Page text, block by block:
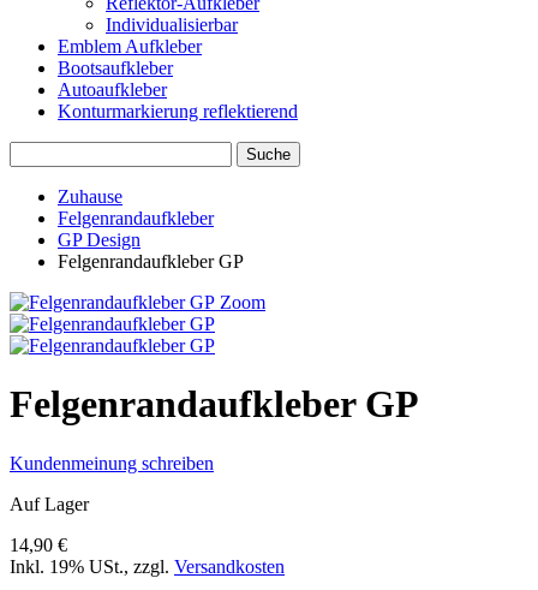
Individualisierbar
Emblem Aufkleber
Bootsaufkleber
Autoaufkleber
Konturmarkierung reflektierend
Suche
Zuhause
Felgenrandaufkleber
GP Design
Felgenrandaufkleber GP
Zoom
Felgenrandaufkleber GP
Kundenmeinung schreiben
Auf Lager
14,90 €
Inkl. 19% USt., zzgl. Versandkosten